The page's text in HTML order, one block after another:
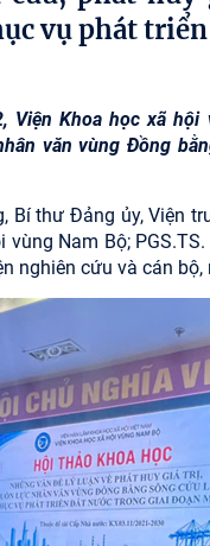
vụ phát
Viện Khoa học xã
văn vùng Đồng
Bí thư Đảng ủy, Viện
Nam Bộ;
nghiên cứu và cán